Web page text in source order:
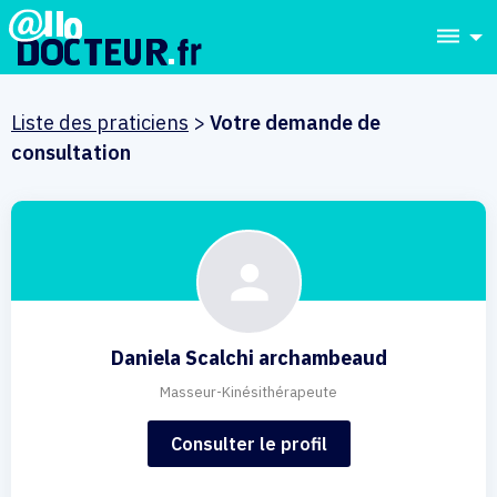
dehaze
Liste des praticiens > Votre demande de
consultation
Daniela Scalchi archambeaud
Masseur-Kinésithérapeute
Consulter le profil